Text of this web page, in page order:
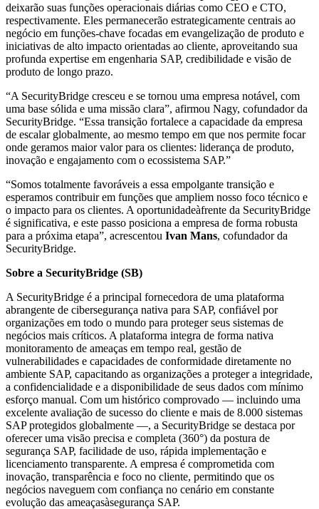
deixarão suas funções operacionais diárias como CEO e CTO,
respectivamente. Eles permanecerão estrategicamente centrais ao
negócio em funções-chave focadas em evangelização de produto e
iniciativas de alto impacto orientadas ao cliente, aproveitando sua
profunda expertise em engenharia SAP, credibilidade e visão de
produto de longo prazo.
“A SecurityBridge cresceu e se tornou uma empresa notável, com
uma base sólida e uma missão clara”, afirmou Nagy, cofundador da
SecurityBridge. “Essa transição fortalece a capacidade da empresa
de escalar globalmente, ao mesmo tempo em que nos permite focar
onde geramos maior valor para os clientes: liderança de produto,
inovação e engajamento com o ecossistema SAP.”
“Somos totalmente favoráveis a essa empolgante transição e
esperamos contribuir em funções que ampliem nosso foco técnico e
o impacto para os clientes. A oportunidadeàfrente da SecurityBridge
é significativa, e este passo posiciona a empresa de forma robusta
para a próxima etapa”, acrescentou Ivan Mans, cofundador da
SecurityBridge.
Sobre a SecurityBridge (SB)
A SecurityBridge é a principal fornecedora de uma plataforma
abrangente de cibersegurança nativa para SAP, confiável por
organizações em todo o mundo para proteger seus sistemas de
negócios mais críticos. A plataforma integra de forma nativa
monitoramento de ameaças em tempo real, gestão de
vulnerabilidades e capacidades de conformidade diretamente no
ambiente SAP, capacitando as organizações a proteger a integridade,
a confidencialidade e a disponibilidade de seus dados com mínimo
esforço manual. Com um histórico comprovado — incluindo uma
excelente avaliação de sucesso do cliente e mais de 8.000 sistemas
SAP protegidos globalmente —, a SecurityBridge se destaca por
oferecer uma visão precisa e completa (360°) da postura de
segurança SAP, facilidade de uso, rápida implementação e
licenciamento transparente. A empresa é comprometida com
inovação, transparência e foco no cliente, permitindo que os
negócios naveguem com confiança no cenário em constante
evolução das ameaçasàsegurança SAP.